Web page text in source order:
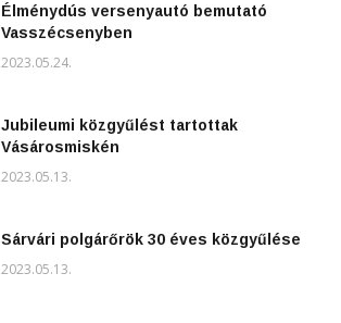
Élménydús versenyautó bemutató
Vasszécsenyben
2023.05.24.
Jubileumi közgyűlést tartottak
Vásárosmiskén
2023.05.13.
Sárvári polgárőrök 30 éves közgyűlése
2023.05.13.